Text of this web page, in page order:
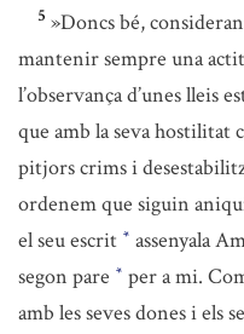
5 »Doncs bé,
mantenir sempre una
l’observança d’unes lleis
que amb la seva hostilitat
pitjors crims i
ordenem que siguin
el seu escrit * assenyala
segon pare * per a mi.
amb les seves dones i els